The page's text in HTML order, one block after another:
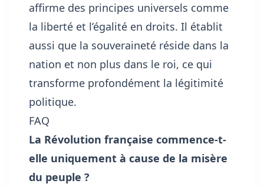
affirme des principes universels comme
la liberté et l’égalité en droits. Il établit
aussi que la souveraineté réside dans la
nation et non plus dans le roi, ce qui
transforme profondément la légitimité
politique.
FAQ
La Révolution française commence-t-
elle uniquement à cause de la misère
du peuple ?